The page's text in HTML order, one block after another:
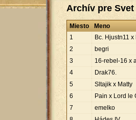
Archív pre
Miesto Meno
1
Bc. Hjustn11 x
2
begri
3
16-rebel-16 x
4
Drak76.
5
Sltajik x Matty
6
Pain x Lord le
7
emelko